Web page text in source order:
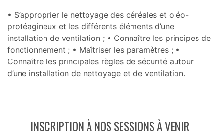
• S’approprier le nettoyage des céréales et oléo-
protéagineux et les différents éléments d’une
installation de ventilation ; • Connaître les principes de
fonctionnement ; • Maîtriser les paramètres ; •
Connaître les principales règles de sécurité autour
d’une installation de nettoyage et de ventilation.
INSCRIPTION À NOS SESSIONS À VENIR